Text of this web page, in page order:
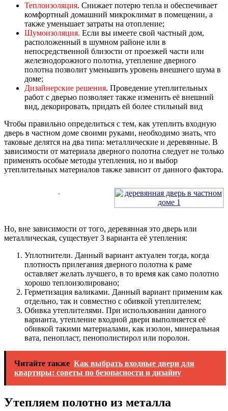
Теплоизоляция. Снижает потерю тепла и обеспечивает
комфортный домашний микроклимат в помещении, а
также уменьшает затраты на отопление;
Шумоизоляция. Если вы имеете свой частный дом,
расположенный в шумном районе или в
непосредственной близости от проезжей части или
железнодорожного полотна, утепление дверного
полотна позволит уменьшить уровень внешнего шума в
доме;
Дизайнерские решения. Проведение утеплительных
работ с дверью позволяет также изменить её внешний
вид, декорировать, придать ей более стильный вид
Чтобы правильно определиться с тем, как утеплить входную
дверь в частном доме своими руками, необходимо знать, что
таковые делятся на два типа: металлические и деревянные. В
зависимости от материала дверного полотна следует не только
применять особые методы утепления, но и выбор
утеплительных материалов также зависит от данного фактора.
Но, вне зависимости от того, деревянная это дверь или
металлическая, существует 3 варианта её утепления:
Уплотнители. Данный вариант актуален тогда, когда
плотность прилегания дверного полотна к раме
оставляет желать лучшего, в то время как само полотно
хорошо теплоизолировано;
Герметизация валиками. Данный вариант применим как
отдельно, так и совместно с обивкой утеплителем;
Обивка утеплителями. При использовании данного
варианта, утепление входной двери выполняется её
обивкой такими материалами, как изолон, минеральная
вата, пенопласт, пенополистирол или поролон.
Читайте также Как выбрать входные двери для
квартиры: советы по безопасности и дизайну
Утепляем полотно из металла